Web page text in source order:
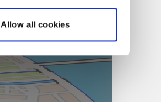
Allow all cookies